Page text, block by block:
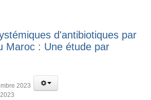
d'antibiotiques par
Maroc : Une étude par
2023